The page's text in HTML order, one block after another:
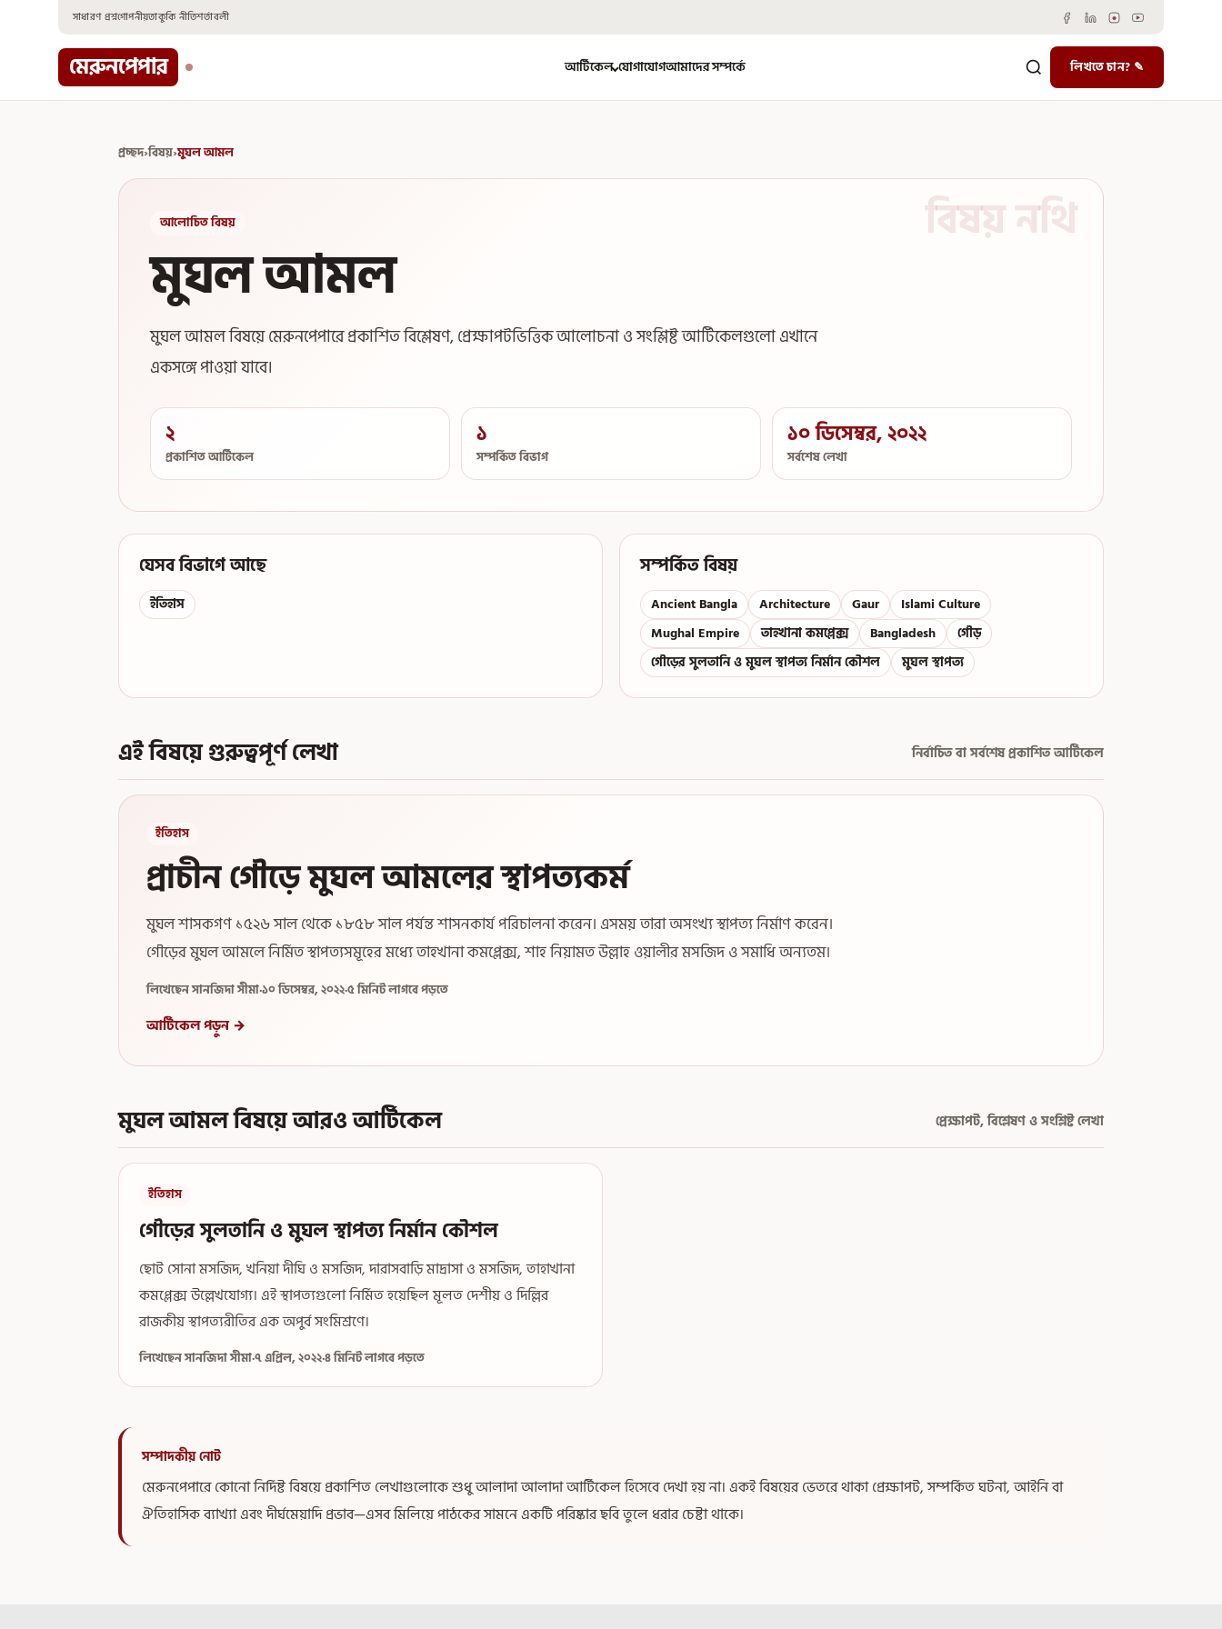
সাধারণ প্রশ্নগোপনীয়তাকুকি নীতিশর্তাবলী
মেরুনপেপার আর্টিকেল যোগাযোগআমাদের সম্পর্কে লিখতে চান? ✎
প্রচ্ছদ›বিষয়›মুঘল আমল
আলোচিত বিষয়
মুঘল আমল
মুঘল আমল বিষয়ে মেরুনপেপারে প্রকাশিত বিশ্লেষণ, প্রেক্ষাপটভিত্তিক আলোচনা ও সংশ্লিষ্ট আর্টিকেলগুলো এখানে
একসঙ্গে পাওয়া যাবে।
২
প্রকাশিত আর্টিকেল
১
সম্পর্কিত বিভাগ
১০ ডিসেম্বর, ২০২২
সর্বশেষ লেখা
যেসব বিভাগে আছে
ইতিহাস
সম্পর্কিত বিষয়
Ancient Bangla Architecture Gaur
Islami Culture
Mughal Empire
তাহখানা কমপ্লেক্স Bangladesh
গৌড়
গৌড়ের সুলতানি ও মুঘল স্থাপত্য নির্মান কৌশল
মুঘল স্থাপত্য
এই বিষয়ে গুরুত্বপূর্ণ লেখা নির্বাচিত বা সর্বশেষ প্রকাশিত আর্টিকেল
ইতিহাস
প্রাচীন গৌড়ে মুঘল আমলের স্থাপত্যকর্ম
মুঘল শাসকগণ ১৫২৬ সাল থেকে ১৮৫৮ সাল পর্যন্ত শাসনকার্য পরিচালনা করেন। এসময় তারা অসংখ্য স্থাপত্য নির্মাণ করেন।
গৌড়ের মুঘল আমলে নির্মিত স্থাপত্যসমূহের মধ্যে তাহখানা কমপ্লেক্স, শাহ নিয়ামত উল্লাহ ওয়ালীর মসজিদ ও সমাধি অন্যতম।
লিখেছেন সানজিদা সীমা·১০ ডিসেম্বর, ২০২২·৫ মিনিট লাগবে পড়তে
আর্টিকেল পড়ুন →
মুঘল আমল বিষয়ে আরও আর্টিকেল প্রেক্ষাপট, বিশ্লেষণ ও সংশ্লিষ্ট লেখা
ইতিহাস
গৌড়ের সুলতানি ও মুঘল স্থাপত্য নির্মান কৌশল
ছোট সোনা মসজিদ, খনিয়া দীঘি ও মসজিদ, দারাসবাড়ি মাদ্রাসা ও মসজিদ, তাহাখানা
কমপ্লেক্স উল্লেখযোগ্য। এই স্থাপত্যগুলো নির্মিত হয়েছিল মূলত দেশীয় ও দিল্লির
রাজকীয় স্থাপত্যরীতির এক অপুর্ব সংমিশ্রণে।
লিখেছেন সানজিদা সীমা·৭ এপ্রিল, ২০২২·৪ মিনিট লাগবে পড়তে
সম্পাদকীয় নোট
মেরুনপেপারে কোনো নির্দিষ্ট বিষয়ে প্রকাশিত লেখাগুলোকে শুধু আলাদা আলাদা আর্টিকেল হিসেবে দেখা হয় না। একই বিষয়ের ভেতরে থাকা প্রেক্ষাপট, সম্পর্কিত ঘটনা, আইনি বা
ঐতিহাসিক ব্যাখ্যা এবং দীর্ঘমেয়াদি প্রভাব—এসব মিলিয়ে পাঠকের সামনে একটি পরিষ্কার ছবি তুলে ধরার চেষ্টা থাকে।